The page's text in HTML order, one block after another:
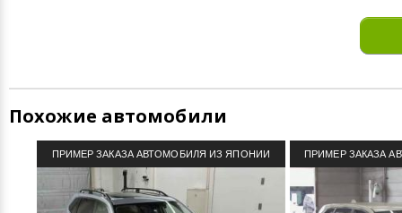
Похожие автомобили
ПРИМЕР ЗАКАЗА АВТОМОБИЛЯ ИЗ ЯПОНИИ ПРИМЕР ЗАКАЗА